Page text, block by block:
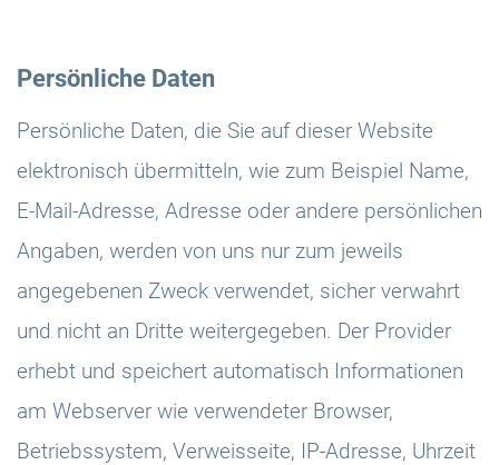
Persönliche Daten
Persönliche Daten, die Sie auf dieser Website
elektronisch übermitteln, wie zum Beispiel Name,
E-Mail-Adresse, Adresse oder andere persönlichen
Angaben, werden von uns nur zum jeweils
angegebenen Zweck verwendet, sicher verwahrt
und nicht an Dritte weitergegeben. Der Provider
erhebt und speichert automatisch Informationen
am Webserver wie verwendeter Browser,
Betriebssystem, Verweisseite, IP-Adresse, Uhrzeit